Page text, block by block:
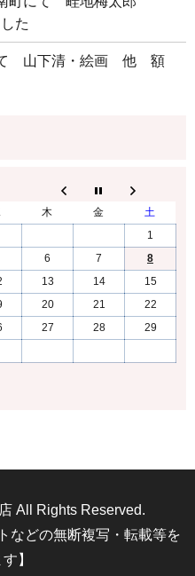
た
て 山下清・絵画 他 額
木 金
土
1
6 7
8
13 14
15
20 21
22
27 28
29
All Rights Reserved.
などの無断複写・転載等を
】